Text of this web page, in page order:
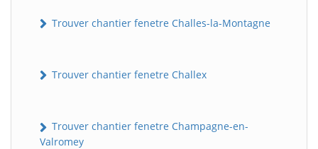
Trouver chantier fenetre Challes-la-Montagne
Trouver chantier fenetre Challex
Trouver chantier fenetre Champagne-en-
Valromey